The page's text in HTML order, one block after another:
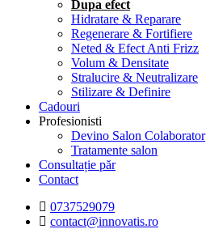
Dupa efect
Hidratare & Reparare
Regenerare & Fortifiere
Neted & Efect Anti Frizz
Volum & Densitate
Stralucire & Neutralizare
Stilizare & Definire
Cadouri
Profesionisti
Devino Salon Colaborator
Tratamente salon
Consultație păr
Contact
0737529079
contact@innovatis.ro